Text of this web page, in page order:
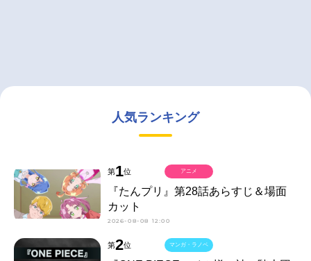
人気ランキング
第1位
『たんプリ』第28話あらすじ＆場面
カット
2026-08-08 12:00
アニメ
第2位 マンガ・ラノベ